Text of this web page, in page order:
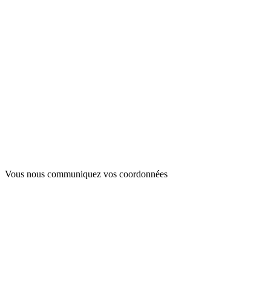
Vous nous communiquez vos coordonnées